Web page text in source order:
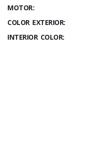
MOTOR:
COLOR EXTERIOR:
INTERIOR COLOR: